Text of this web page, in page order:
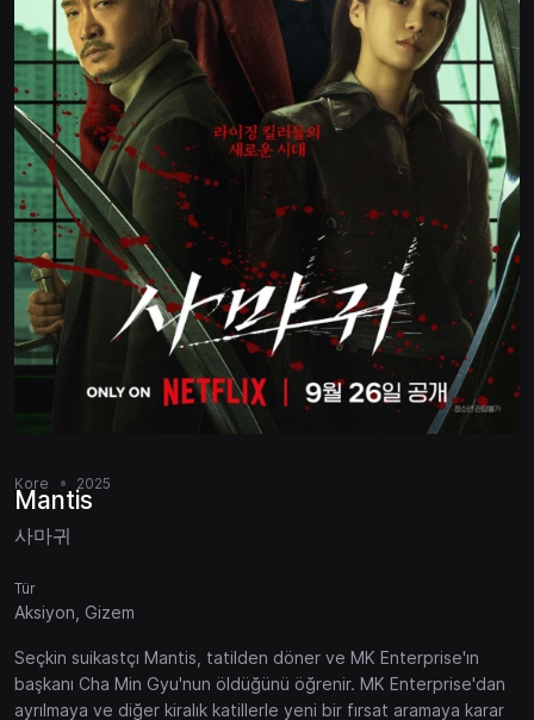
Kore 2025
Mantis
사마귀
Tür
Aksiyon, Gizem
Seçkin suikastçı Mantis, tatilden döner ve MK Enterprise'ın
başkanı Cha Min Gyu'nun öldüğünü öğrenir. MK Enterprise'dan
ayrılmaya ve diğer kiralık katillerle yeni bir fırsat aramaya karar